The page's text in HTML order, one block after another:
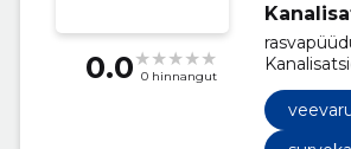
0.0 0 hinnangut